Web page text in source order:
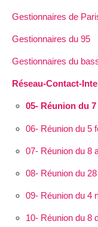
Gestionnaires de
Gestionnaires du 95
Gestionnaires du
Réseau-Contact-
05- Réunion du
06- Réunion du 5
07- Réunion du 8
08- Réunion du
09- Réunion du 4
10- Réunion du 8